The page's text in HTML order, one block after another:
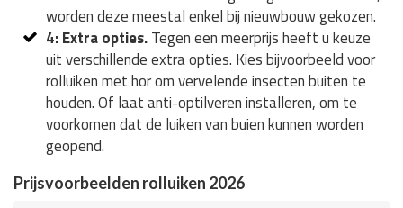
worden deze meestal enkel bij nieuwbouw gekozen.
4: Extra opties.Tegen een meerprijs heeft u keuze
uit verschillende extra opties. Kies bijvoorbeeld voor
rolluiken met hor om vervelende insecten buiten te
houden. Of laat anti-optilveren installeren, om te
voorkomen dat de luiken van buien kunnen worden
geopend.
Prijsvoorbeelden rolluiken 2026